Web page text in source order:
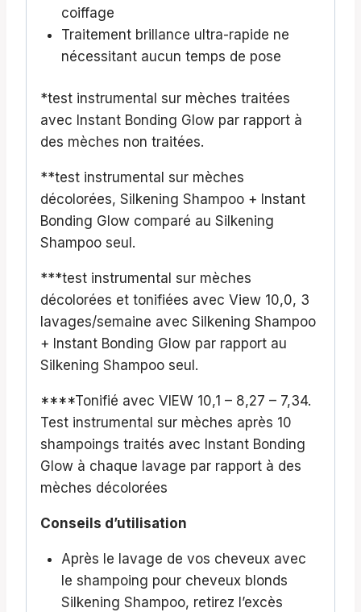
coiffage
Traitement brillance ultra-rapide ne
nécessitant aucun temps de pose
*test instrumental sur mèches traitées
avec Instant Bonding Glow par rapport à
des mèches non traitées.
**test instrumental sur mèches
décolorées, Silkening Shampoo + Instant
Bonding Glow comparé au Silkening
Shampoo seul.
***test instrumental sur mèches
décolorées et tonifiées avec View 10,0, 3
lavages/semaine avec Silkening Shampoo
+ Instant Bonding Glow par rapport au
Silkening Shampoo seul.
****Tonifié avec VIEW 10,1 – 8,27 – 7,34.
Test instrumental sur mèches après 10
shampoings traités avec Instant Bonding
Glow à chaque lavage par rapport à des
mèches décolorées
Conseils d’utilisation
Après le lavage de vos cheveux avec
le shampoing pour cheveux blonds
Silkening Shampoo, retirez l’excès